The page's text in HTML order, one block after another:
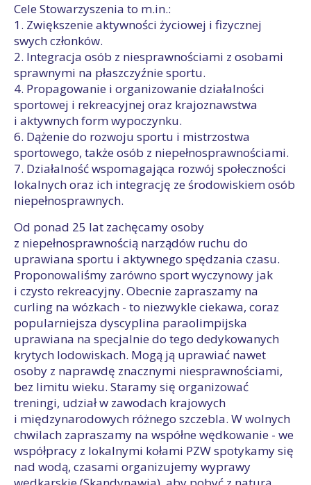
Cele Stowarzyszenia to m.in.:
1. Zwiększenie aktywności życiowej i fizycznej
swych członków.
2. Integracja osób z niesprawnościami z osobami
sprawnymi na płaszczyźnie sportu.
4. Propagowanie i organizowanie działalności
sportowej i rekreacyjnej oraz krajoznawstwa
i aktywnych form wypoczynku.
6. Dążenie do rozwoju sportu i mistrzostwa
sportowego, także osób z niepełnosprawnościami.
7. Działalność wspomagająca rozwój społeczności
lokalnych oraz ich integrację ze środowiskiem osób
niepełnosprawnych.
Od ponad 25 lat zachęcamy osoby
z niepełnosprawnością narządów ruchu do
uprawiana sportu i aktywnego spędzania czasu.
Proponowaliśmy zarówno sport wyczynowy jak
i czysto rekreacyjny. Obecnie zapraszamy na
curling na wózkach - to niezwykle ciekawa, coraz
popularniejsza dyscyplina paraolimpijska
uprawiana na specjalnie do tego dedykowanych
krytych lodowiskach. Mogą ją uprawiać nawet
osoby z naprawdę znacznymi niesprawnościami,
bez limitu wieku. Staramy się organizować
treningi, udział w zawodach krajowych
i międzynarodowych różnego szczebla. W wolnych
chwilach zapraszamy na współne wędkowanie - we
współpracy z lokalnymi kołami PZW spotykamy się
nad wodą, czasami organizujemy wyprawy